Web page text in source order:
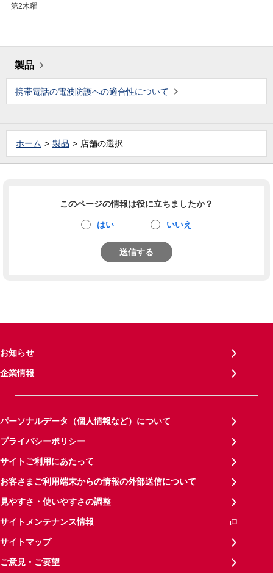
第2木曜
製品
携帯電話の電波防護への適合性について
ホーム 製品 店舗の選択
このページの情報は役に立ちましたか？
はい いいえ
送信する
お知らせ
企業情報
パーソナルデータ（個人情報など）について
プライバシーポリシー
サイトご利用にあたって
お客さまご利用端末からの情報の外部送信について
見やすさ・使いやすさの調整
サイトメンテナンス情報
サイトマップ
ご意見・ご要望